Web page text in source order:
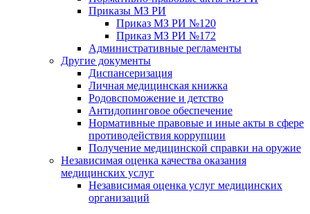
Приказы МЗ РИ
Приказ МЗ РИ №120
Приказ МЗ РИ №172
Административные регламенты
Другие документы
Диспансеризация
Личная медицинская книжка
Родовспоможение и детство
Антидопинговое обеспечение
Нормативные правовые и иные акты в сфере
противодействия коррупции
Получение медицинской справки на оружие
Независимая оценка качества оказания
медицинских услуг
Независимая оценка услуг медицинскиx
организаций